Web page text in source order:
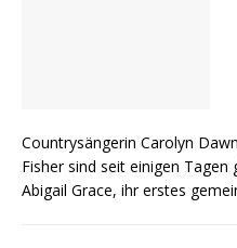
Countrysängerin Carolyn
Fisher sind seit einigen
Abigail Grace, ihr erstes